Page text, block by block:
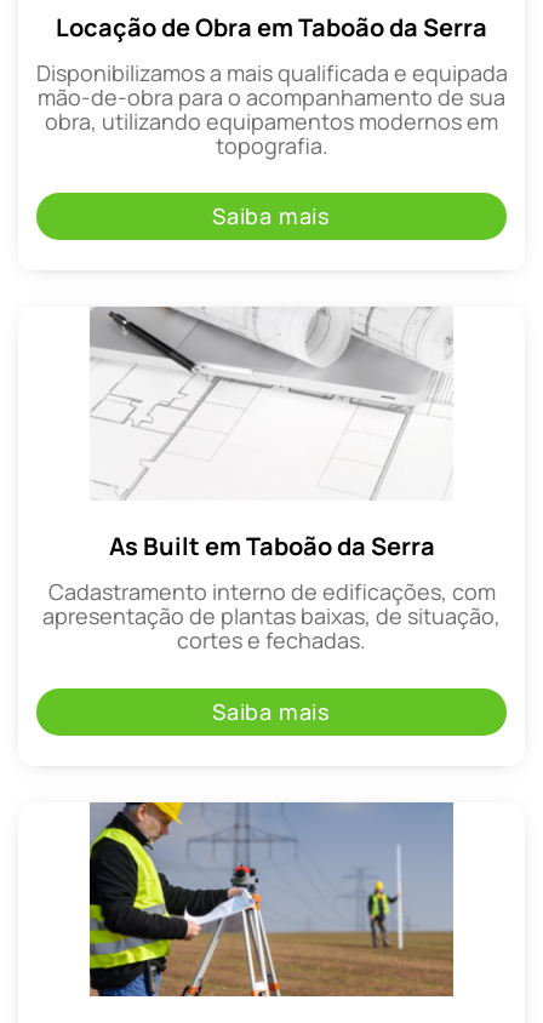
Locação de Obra em Taboão da Serra
Disponibilizamos a mais qualificada e equipada
mão-de-obra para o acompanhamento de sua
obra, utilizando equipamentos modernos em
topografia.
Saiba mais
As Built em Taboão da Serra
Cadastramento interno de edificações, com
apresentação de plantas baixas, de situação,
cortes e fechadas.
Saiba mais